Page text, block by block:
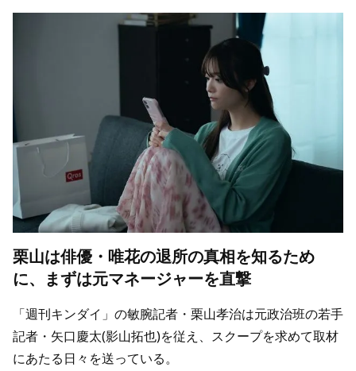
栗山は俳優・唯花の退所の真相を知るため
に、まずは元マネージャーを直撃
「週刊キンダイ」の敏腕記者・栗山孝治は元政治班の若手
記者・矢口慶太(影山拓也)を従え、スクープを求めて取材
にあたる日々を送っている。